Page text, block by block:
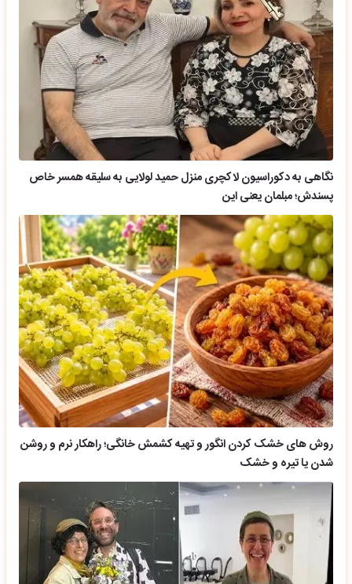
نگاهی به دکوراسیون لاکچری منزل حمید لولایی به سلیقه همسر خاص
پسندش؛ مبلمان یعنی این
روش های خشک کردن انگور و تهیه کشمش خانگی؛ راهکار نرم و روشن
شدن یا تیره و خشک